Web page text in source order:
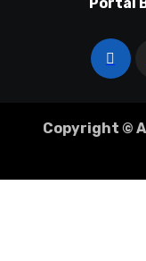
Copyright ©